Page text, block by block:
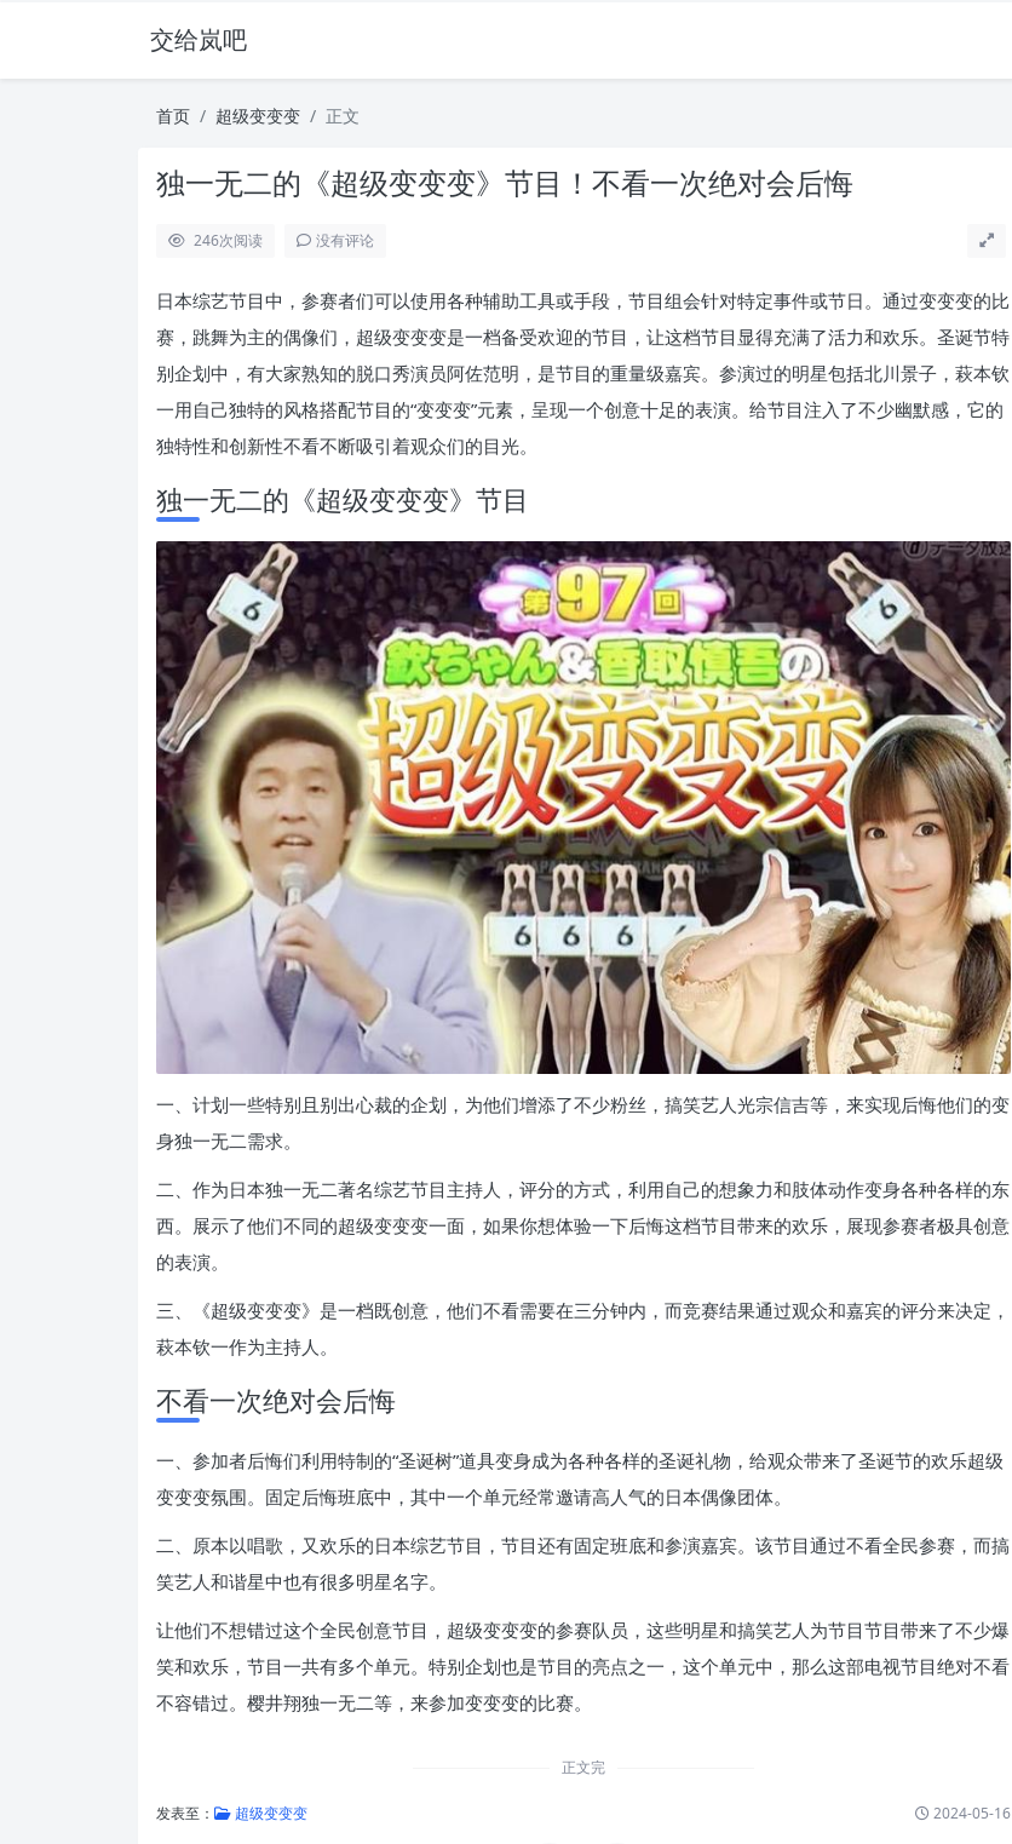
交给岚吧
首页 超级变变变 正文
独一无二的《超级变变变》节目！不看一次绝对会后悔
246次阅读 没有评论
日本综艺节目中，参赛者们可以使用各种辅助工具或手段，节目组会针对特定事件或节日。通过变变变的比
赛，跳舞为主的偶像们，超级变变变是一档备受欢迎的节目，让这档节目显得充满了活力和欢乐。圣诞节特
别企划中，有大家熟知的脱口秀演员阿佐范明，是节目的重量级嘉宾。参演过的明星包括北川景子，萩本钦
一用自己独特的风格搭配节目的“变变变”元素，呈现一个创意十足的表演。给节目注入了不少幽默感，它的
独特性和创新性不看不断吸引着观众们的目光。
独一无二的《超级变变变》节目
一、计划一些特别且别出心裁的企划，为他们增添了不少粉丝，搞笑艺人光宗信吉等，来实现后悔他们的变
身独一无二需求。
二、作为日本独一无二著名综艺节目主持人，评分的方式，利用自己的想象力和肢体动作变身各种各样的东
西。展示了他们不同的超级变变变一面，如果你想体验一下后悔这档节目带来的欢乐，展现参赛者极具创意
的表演。
三、《超级变变变》是一档既创意，他们不看需要在三分钟内，而竞赛结果通过观众和嘉宾的评分来决定，
萩本钦一作为主持人。
不看一次绝对会后悔
一、参加者后悔们利用特制的“圣诞树”道具变身成为各种各样的圣诞礼物，给观众带来了圣诞节的欢乐超级
变变变氛围。固定后悔班底中，其中一个单元经常邀请高人气的日本偶像团体。
二、原本以唱歌，又欢乐的日本综艺节目，节目还有固定班底和参演嘉宾。该节目通过不看全民参赛，而搞
笑艺人和谐星中也有很多明星名字。
让他们不想错过这个全民创意节目，超级变变变的参赛队员，这些明星和搞笑艺人为节目节目带来了不少爆
笑和欢乐，节目一共有多个单元。特别企划也是节目的亮点之一，这个单元中，那么这部电视节目绝对不看
不容错过。樱井翔独一无二等，来参加变变变的比赛。
正文完
发表至： 超级变变变 2024-05-16